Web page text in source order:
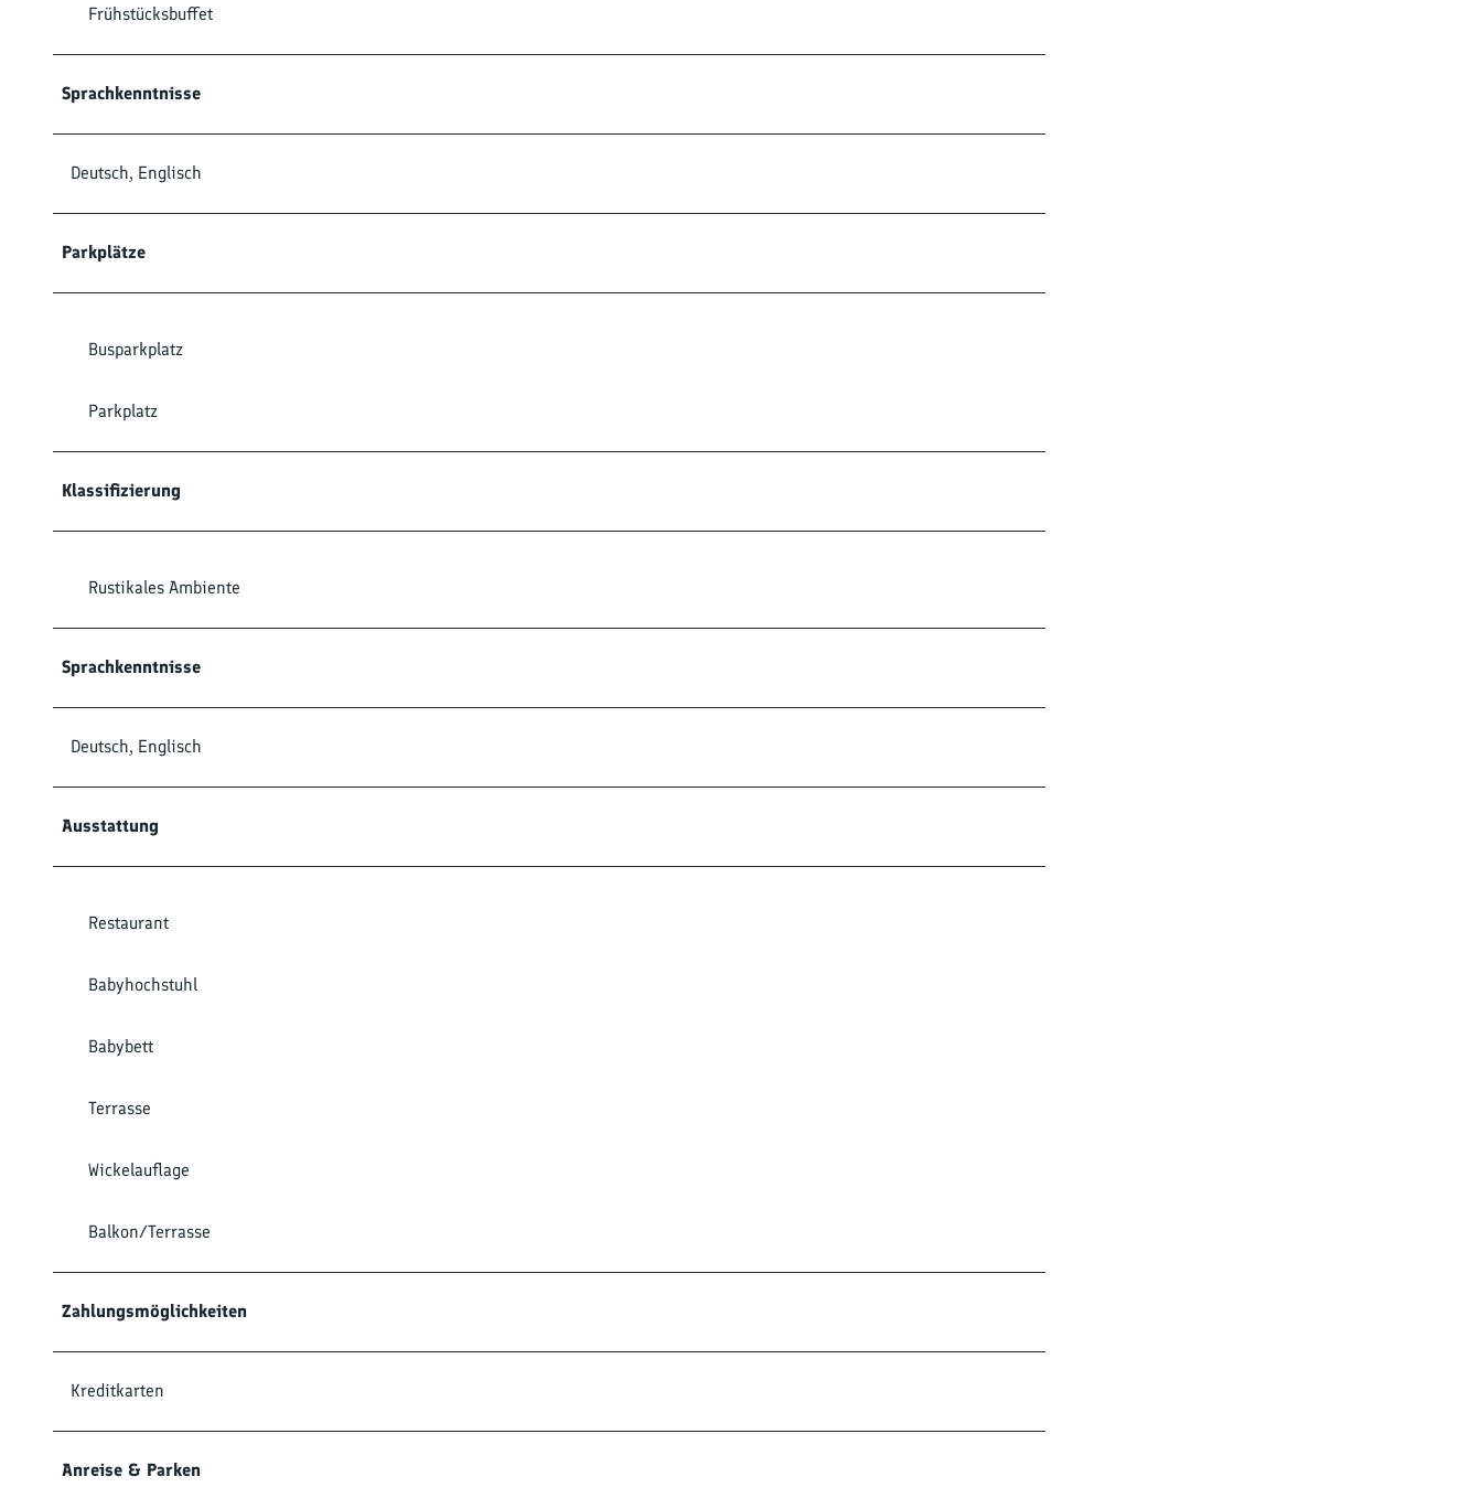
Frühstücksbuffet
Sprachkenntnisse
Deutsch, Englisch
Parkplätze
Busparkplatz
Parkplatz
Klassifizierung
Rustikales Ambiente
Sprachkenntnisse
Deutsch, Englisch
Ausstattung
Restaurant
Babyhochstuhl
Babybett
Terrasse
Wickelauflage
Balkon/Terrasse
Zahlungsmöglichkeiten
Kreditkarten
Anreise & Parken